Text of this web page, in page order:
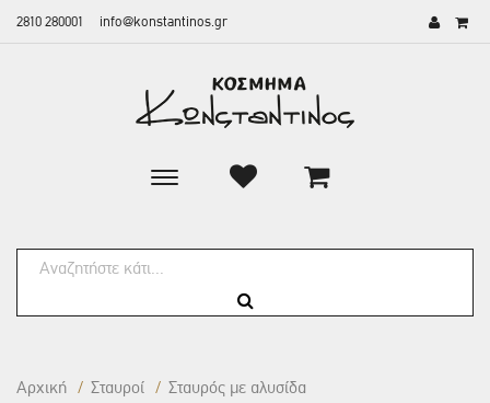
2810 280001 info@konstantinos.gr
Toggle
Αρχική / Σταυροί / Σταυρός με αλυσίδα